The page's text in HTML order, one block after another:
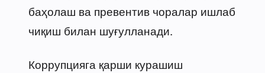
баҳолаш ва превентив чоралар ишлаб
чиқиш билан шуғулланади.
Коррупцияга қарши курашиш